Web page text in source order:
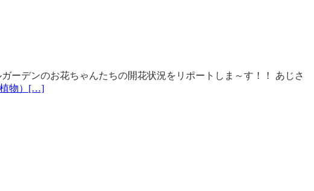
ーデンのお花ちゃんたちの開花状況をリポートしま～す！！ あじさ
物） […]